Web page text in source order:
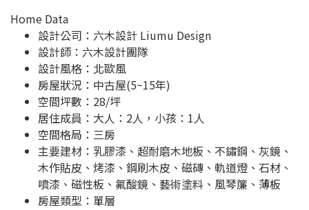
Home Data
設計公司： 六木設計 Liumu Design
設計師：六木設計團隊
設計風格：北歐風
房屋狀況：中古屋(5~15年)
空間坪數：28/坪
居住成員：大人：2人，小孩：1人
空間格局：三房
主要建材：乳膠漆、超耐磨木地板、不鏽鋼、灰鏡、
木作貼皮、烤漆、鋼刷木皮、磁磚、軌道燈、石材、
噴漆、磁性板、氟酸鏡、藝術塗料、風琴簾、薄板
房屋類型：單層